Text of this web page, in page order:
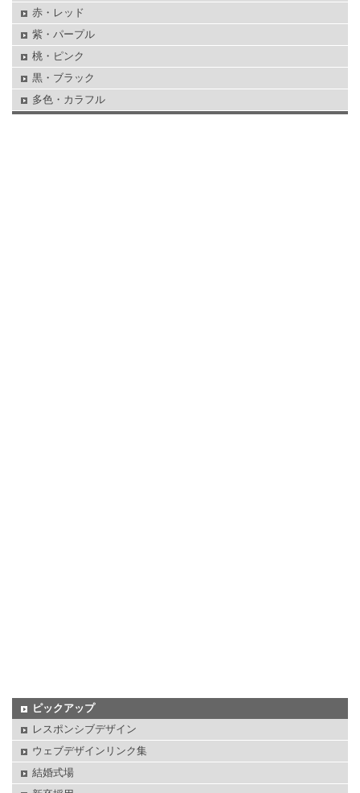
赤・レッド
紫・パープル
桃・ピンク
黒・ブラック
多色・カラフル
ピックアップ
レスポンシブデザイン
ウェブデザインリンク集
結婚式場